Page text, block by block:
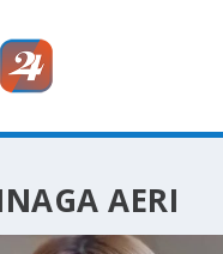
AERI